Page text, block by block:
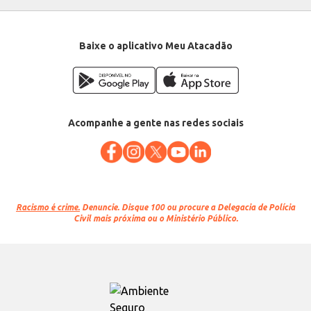
Baixe o aplicativo Meu Atacadão
Acompanhe a gente nas redes sociais
Racismo é crime. Denuncie. Disque 100 ou procure a Delegacia de Polícia
Civil mais próxima ou o Ministério Público.